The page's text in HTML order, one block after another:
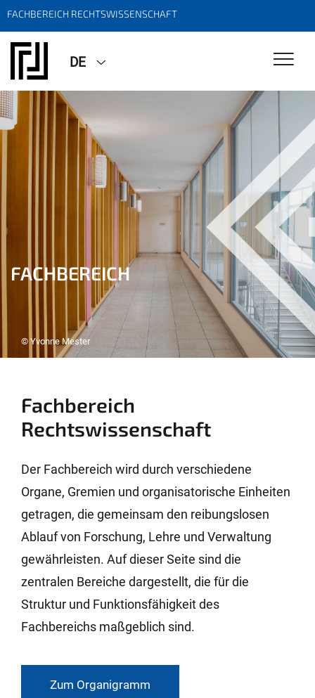
FACHBEREICH RECHTSWISSENSCHAFT
DE
FACHBEREICH
© Yvonne Mester
Fachbereich
Rechtswissenschaft
Der Fachbereich wird durch verschiedene
Organe, Gremien und organisatorische Einheiten
getragen, die gemeinsam den reibungslosen
Ablauf von Forschung, Lehre und Verwaltung
gewährleisten. Auf dieser Seite sind die
zentralen Bereiche dargestellt, die für die
Struktur und Funktionsfähigkeit des
Fachbereichs maßgeblich sind.
Zum Organigramm